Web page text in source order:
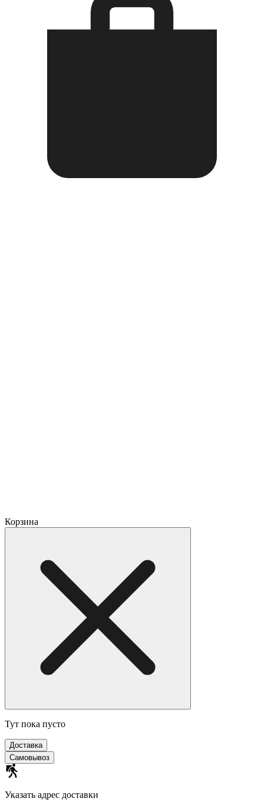
Корзина
Тут пока пусто
Доставка
Самовывоз
Указать адрес доставки